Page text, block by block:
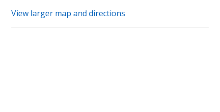
View larger map and directions